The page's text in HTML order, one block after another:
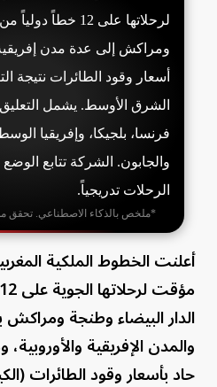
لرحلاتها على 12
ومراكش إلى عدة مدن
أسعار وقود الطائرات نتيجة
الشرق الأوسط. يشمل التعليق
فرنسا، بلجيكا، وإفريقيا
والجابون. الشركة تتابع
الرحلات تدريجياً.
*ملخص بالذكاء الاصطناعي. تحقق
أعلنت الخطوط الملكية
الدار البيضاء وطنجة
والمدن الإفريقية
حاد بأسعار وقود الطائرات